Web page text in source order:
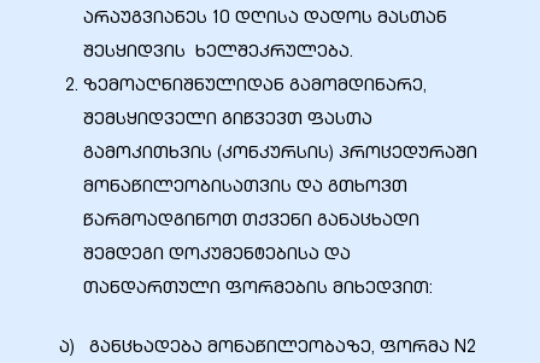
არაუგვიანეს 10 დღისა დადოს მასთან
შესყიდვის ხელშეკრულება.
ზემოაღნიშნულიდან გამომდინარე,
შემსყიდველი გიწვევთ ფასთა
გამოკითხვის (კონკურსის) პროცედურაში
მონაწილეობისათვის და გთხოვთ
წარმოადგინოთ თქვენი განაცხადი
შემდეგი დოკუმენტებისა და
თანდართული ფორმების მიხედვით:
ა) განცხადება მონაწილეობაზე, ფორმა N2